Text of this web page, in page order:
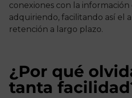
conexiones con la información
adquiriendo, facilitando así el
retención a largo plazo.
¿Por qué
tanta